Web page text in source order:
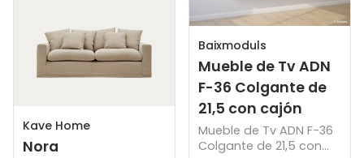
Kave Home
Nora
Baixmoduls
Mueble de Tv ADN
F-36 Colgante de
21,5 con cajón
Mueble de Tv ADN F-36
Colgante de 21,5 con